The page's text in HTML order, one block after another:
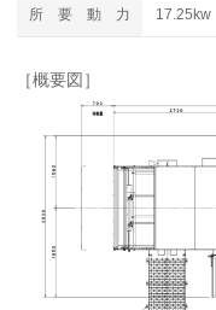
所 要 動 力 17.25kw
［概要図］